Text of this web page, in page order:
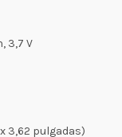
3,7 V
3,62 pulgadas)